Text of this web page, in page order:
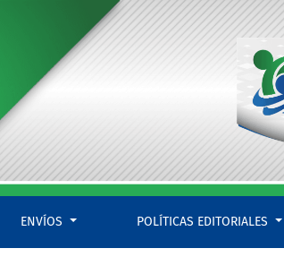
ENVÍOS POLÍTICAS EDITORIALES